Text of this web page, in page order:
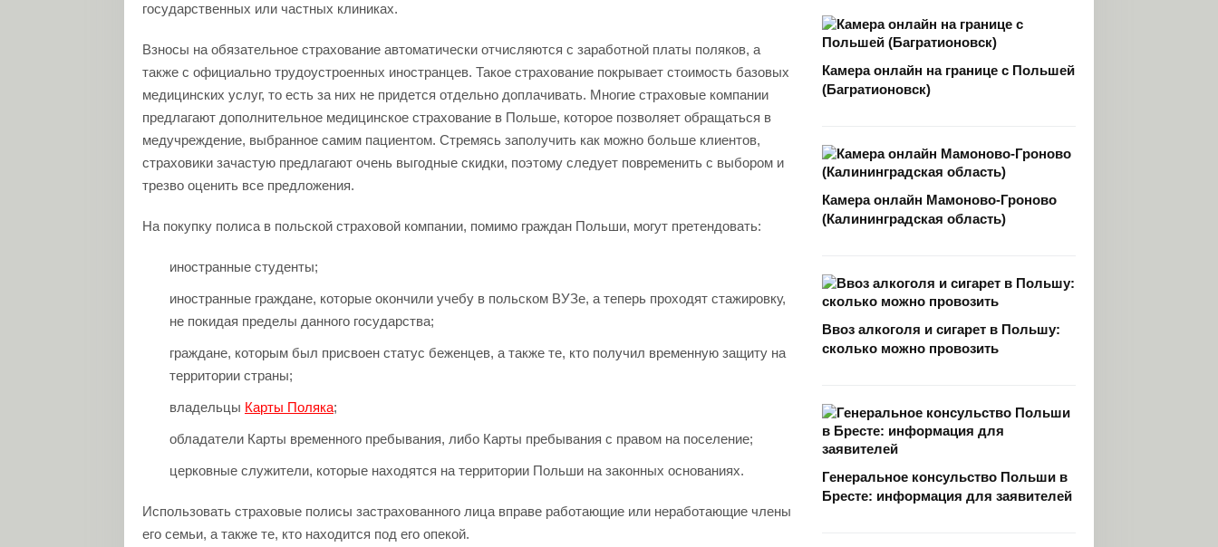
государственных или частных клиниках.
Взносы на обязательное страхование автоматически отчисляются с заработной платы поляков, а
также с официально трудоустроенных иностранцев. Такое страхование покрывает стоимость базовых
медицинских услуг, то есть за них не придется отдельно доплачивать. Многие страховые компании
предлагают дополнительное медицинское страхование в Польше, которое позволяет обращаться в
медучреждение, выбранное самим пациентом. Стремясь заполучить как можно больше клиентов,
страховики зачастую предлагают очень выгодные скидки, поэтому следует повременить с выбором и
трезво оценить все предложения.
На покупку полиса в польской страховой компании, помимо граждан Польши, могут претендовать:
иностранные студенты;
иностранные граждане, которые окончили учебу в польском ВУЗе, а теперь проходят стажировку,
не покидая пределы данного государства;
граждане, которым был присвоен статус беженцев, а также те, кто получил временную защиту на
территории страны;
владельцы Карты Поляка;
обладатели Карты временного пребывания, либо Карты пребывания с правом на поселение;
церковные служители, которые находятся на территории Польши на законных основаниях.
Использовать страховые полисы застрахованного лица вправе работающие или неработающие члены
его семьи, а также те, кто находится под его опекой.
Камера онлайн на границе с Польшей
(Багратионовск)
Камера онлайн Мамоново-Гроново
(Калининградская область)
Ввоз алкоголя и сигарет в Польшу:
сколько можно провозить
Генеральное консульство Польши в
Бресте: информация для заявителей